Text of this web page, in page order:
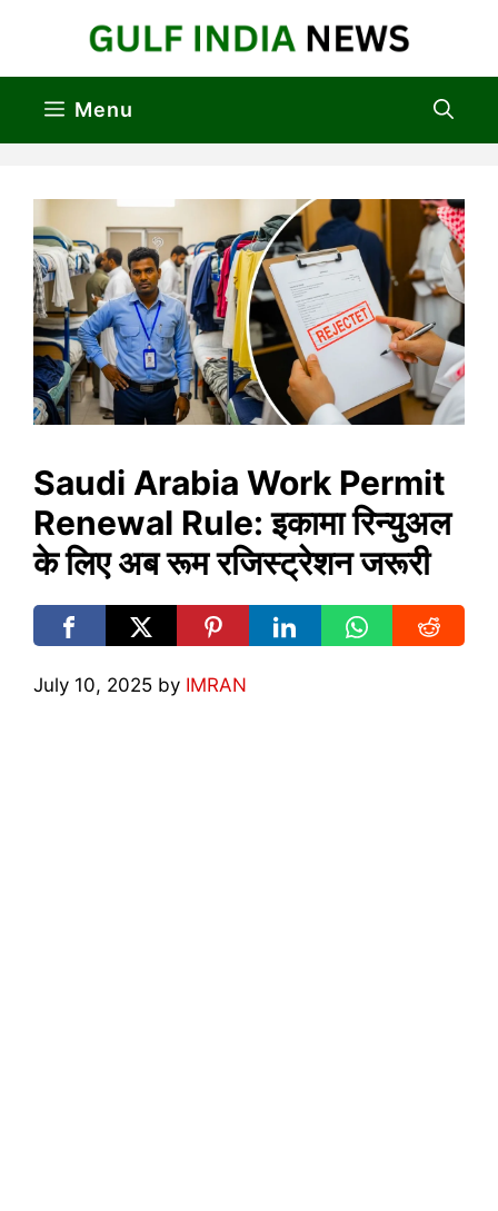
Menu
Saudi Arabia Work Permit
Renewal Rule: इकामा रिन्युअल
के लिए अब रूम रजिस्ट्रेशन जरूरी
July 10, 2025 by IMRAN